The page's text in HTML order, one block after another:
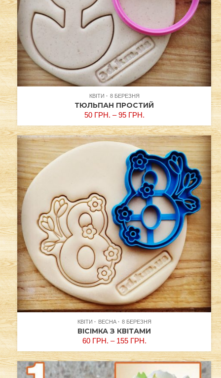
КВІТИ 8 БЕРЕЗНЯ
ТЮЛЬПАН ПРОСТИЙ
50 ГРН. –95 ГРН.
КВІТИ ВЕСНА 8 БЕРЕЗНЯ
ВІСІМКА З КВІТАМИ
60 ГРН. – 155 ГРН.